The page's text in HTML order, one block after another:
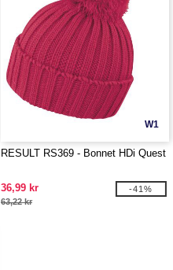
W1
RESULT RS369 - Bonnet HDi Quest
36,99 kr
63,22 kr
-41%